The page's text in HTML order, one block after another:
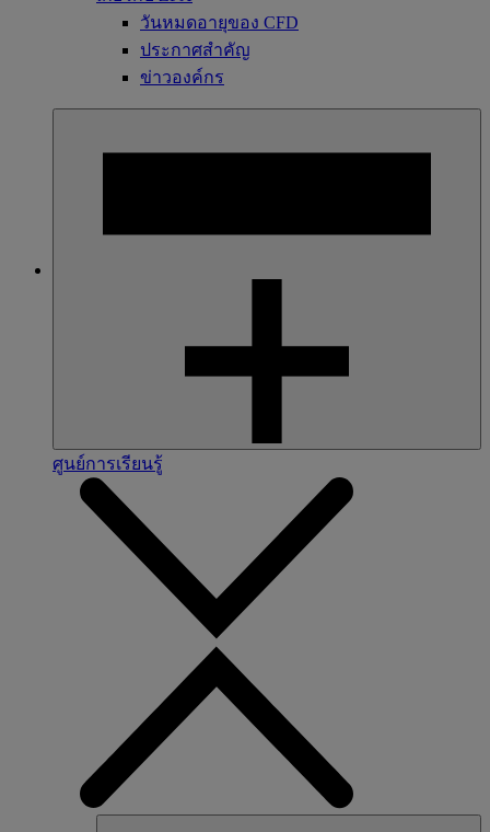
วันหมดอายุของ CFD
ประกาศสำคัญ
ข่าวองค์กร
ศูนย์การเรียนรู้